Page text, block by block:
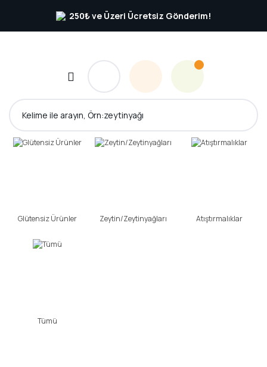
250₺ ve Üzeri Ücretsiz Gönderim!
Glütensiz Ürünler Zeytin/Zeytinyağları Atıştırmalıklar
Tümü